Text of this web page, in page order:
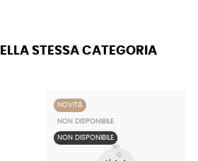
STESSA CATEGORIA
NOVITÀ
NON DISPONIBILE
NON DISPONIBILE